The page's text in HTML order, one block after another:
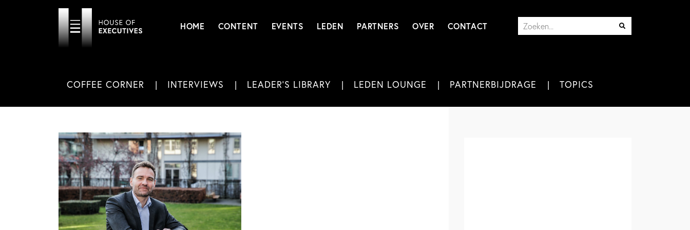
HOME CONTENT EVENTS LEDEN PARTNERS OVER CONTACT
COFFEE CORNER INTERVIEWS LEADER'S LIBRARY LEDEN LOUNGE PARTNERBIJDRAGE TOPICS